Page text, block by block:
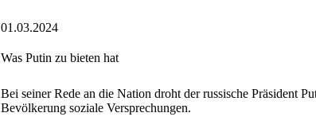
01.03.2024
Was Putin zu bieten hat
Bei seiner Rede an die Nation droht der russische Präsident
Bevölkerung soziale Versprechungen.